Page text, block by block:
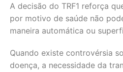
A decisão do TRF1 reforça
por motivo de saúde não
maneira automática ou
Quando existe controvérsia
doença, a necessidade da